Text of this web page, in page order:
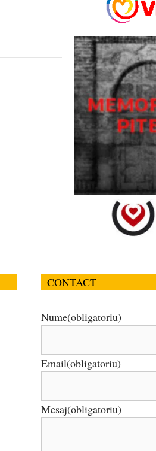
CONTACT
Nume(obligatoriu)
Email(obligatoriu)
Mesaj(obligatoriu)